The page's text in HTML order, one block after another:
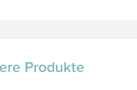
Produkte